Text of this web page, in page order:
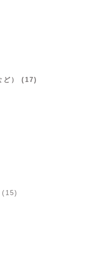
ど） (17)
(15)